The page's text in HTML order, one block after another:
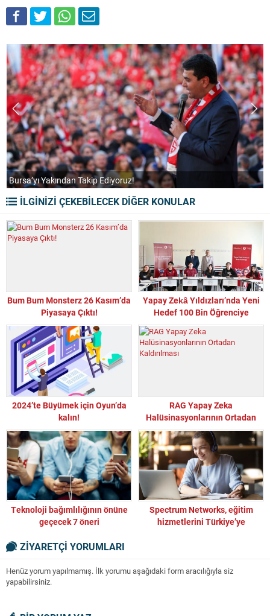
“2029’da Bursa’yı Milli Görüş Belediyeciliğiyle Tanıştıracağız”
İLGİNİZİ ÇEKEBİLECEK DİĞER KONULAR
Bum Bum Monsterz 26 Kasım’da
Piyasaya Çıktı!
Yapay Zekâ Yıldızları’nda Yeni
Hedef 100 Bin Öğrenciye
Ulaşmak
2024’te Büyümek için Oyun’da
kalın!
RAG Yapay Zeka
Halüsinasyonlarının Ortadan
Kaldırılması
Teknoloji bağımlılığının önüne
geçecek 7 öneri
Spectrum Networks, eğitim
hizmetlerini Türkiye’ye
ZİYARETÇİ YORUMLARI
Henüz yorum yapılmamış. İlk yorumu aşağıdaki form aracılığıyla siz
yapabilirsiniz.